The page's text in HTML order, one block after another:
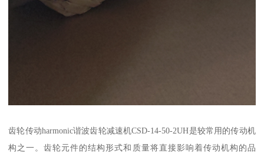
齿轮传动harmonic谐波齿轮减速机CSD-14-50-2UH是较常用的传动机
构之一。齿轮元件的结构形式和质量将直接影响着传动机构的品